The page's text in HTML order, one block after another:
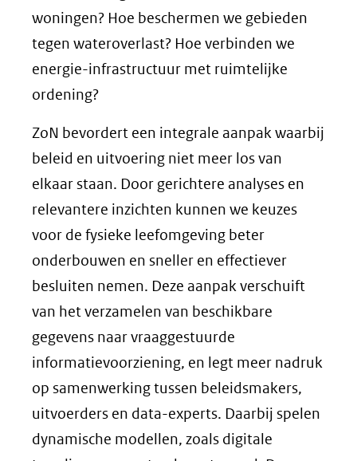
woningen? Hoe beschermen we gebieden
tegen wateroverlast? Hoe verbinden we
energie-infrastructuur met ruimtelijke
ordening?
ZoN bevordert een integrale aanpak waarbij
beleid en uitvoering niet meer los van
elkaar staan. Door gerichtere analyses en
relevantere inzichten kunnen we keuzes
voor de fysieke leefomgeving beter
onderbouwen en sneller en effectiever
besluiten nemen. Deze aanpak verschuift
van het verzamelen van beschikbare
gegevens naar vraaggestuurde
informatievoorziening, en legt meer nadruk
op samenwerking tussen beleidsmakers,
uitvoerders en data-experts. Daarbij spelen
dynamische modellen, zoals digitale